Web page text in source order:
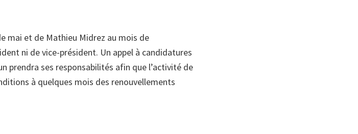
mai et de Mathieu Midrez au mois de
ni de vice-président. Un appel à candidatures
prendra ses responsabilités afin que l’activité de
à quelques mois des renouvellements